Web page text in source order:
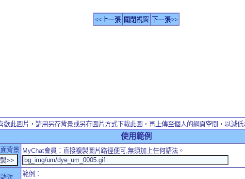
<<上一張 關閉視窗 下一張>>
歡此圖片，請用另存背景或另存圖片方式下載此圖，再上傳至個人的網頁空間，以減低
使用範例
背景 MyChat會員：直接複製圖片路徑便可,無須加上任何語法。
法
範例：